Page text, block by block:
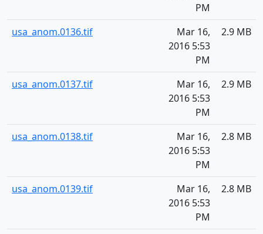
PM
usa_anom.0136.tif
Mar 16,
2016 5:53
PM
2.9 MB
usa_anom.0137.tif
Mar 16,
2016 5:53
PM
2.9 MB
usa_anom.0138.tif
Mar 16,
2016 5:53
PM
2.8 MB
usa_anom.0139.tif
Mar 16,
2016 5:53
PM
2.8 MB